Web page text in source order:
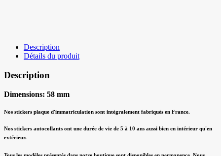
Description
Détails du produit
Description
Dimensions: 58 mm
Nos stickers plaque d'immatriculation sont intégralement fabriqués en France.
Nos stickers autocollants ont une durée de vie de 5 à 10 ans aussi bien en intérieur qu'en
extérieur.